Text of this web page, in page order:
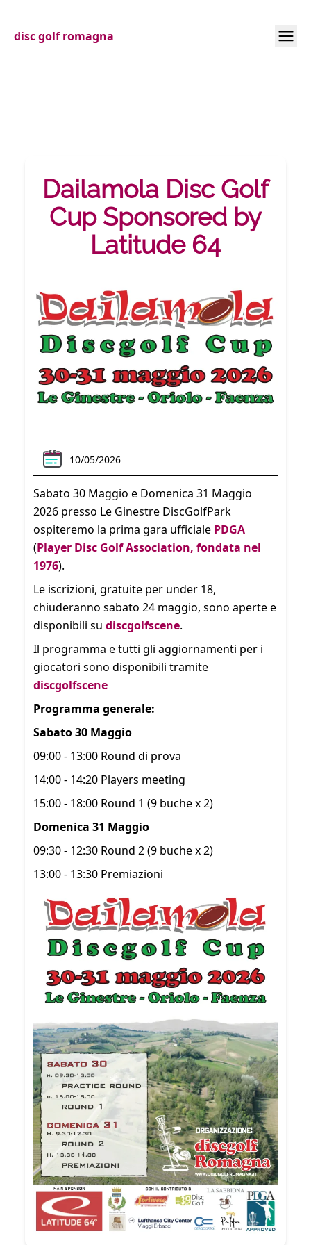
disc golf romagna
Dailamola Disc Golf
Cup Sponsored by
Latitude 64
10/05/2026
Sabato 30 Maggio e Domenica 31 Maggio
2026 presso Le Ginestre DiscGolfPark
ospiteremo la prima gara ufficiale PDGA
(Player Disc Golf Association, fondata nel
1976).
Le iscrizioni, gratuite per under 18,
chiuderanno sabato 24 maggio, sono aperte e
disponibili su discgolfscene.
Il programma e tutti gli aggiornamenti per i
giocatori sono disponibili tramite
discgolfscene
Programma generale:
Sabato 30 Maggio
09:00 - 13:00 Round di prova
14:00 - 14:20 Players meeting
15:00 - 18:00 Round 1 (9 buche x 2)
Domenica 31 Maggio
09:30 - 12:30 Round 2 (9 buche x 2)
13:00 - 13:30 Premiazioni